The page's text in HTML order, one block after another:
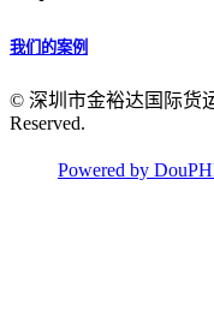
我们的案例
© 深圳市金裕达国际货
Reserved.
Powered by